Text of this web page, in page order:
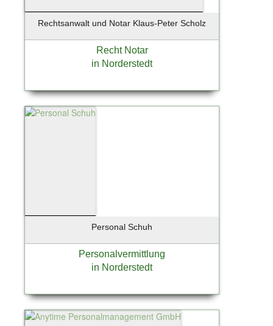
Rechtsanwalt und Notar Klaus-Peter Scholz
Recht Notar
in Norderstedt
Personal Schuh
Personalvermittlung
in Norderstedt